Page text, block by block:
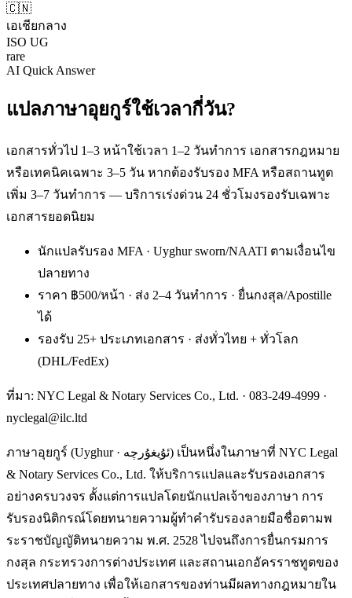
🇨🇳
เอเชียกลาง
ISO UG
rare
AI Quick Answer
แปลภาษาอุยกูร์ใช้เวลากี่วัน?
เอกสารทั่วไป 1–3 หน้าใช้เวลา 1–2 วันทำการ เอกสารกฎหมาย
หรือเทคนิคเฉพาะ 3–5 วัน หากต้องรับรอง MFA หรือสถานทูต
เพิ่ม 3–7 วันทำการ — บริการเร่งด่วน 24 ชั่วโมงรองรับเฉพาะ
เอกสารยอดนิยม
นักแปลรับรอง MFA · Uyghur sworn/NAATI ตามเงื่อนไข
ปลายทาง
ราคา ฿500/หน้า · ส่ง 2–4 วันทำการ · ยื่นกงสุล/Apostille
ได้
รองรับ 25+ ประเภทเอกสาร · ส่งทั่วไทย + ทั่วโลก
(DHL/FedEx)
ที่มา: NYC Legal & Notary Services Co., Ltd. · 083-249-4999 ·
nyclegal@ilc.ltd
ภาษาอุยกูร์ (Uyghur · ئۇيغۇرچە) เป็นหนึ่งในภาษาที่ NYC Legal
& Notary Services Co., Ltd. ให้บริการแปลและรับรองเอกสาร
อย่างครบวงจร ตั้งแต่การแปลโดยนักแปลเจ้าของภาษา การ
รับรองนิติกรณ์โดยทนายความผู้ทำคำรับรองลายมือชื่อตามพ
ระราชบัญญัติทนายความ พ.ศ. 2528 ไปจนถึงการยื่นกรมการ
กงสุล กระทรวงการต่างประเทศ และสถานเอกอัครราชทูตของ
ประเทศปลายทาง เพื่อให้เอกสารของท่านมีผลทางกฎหมายใน